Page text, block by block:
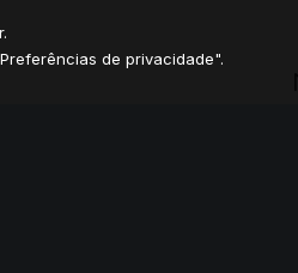
de privacidade".